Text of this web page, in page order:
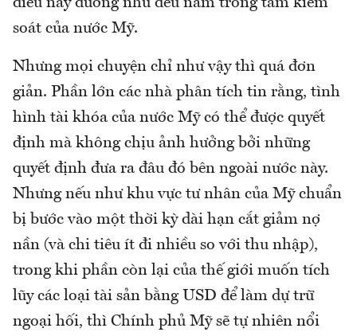
điều này dường như đều nằm trong tầm kiểm
soát của nước Mỹ.
Nhưng mọi chuyện chỉ như vậy thì quá đơn
giản. Phần lớn các nhà phân tích tin rằng, tình
hình tài khóa của nước Mỹ có thể được quyết
định mà không chịu ảnh hưởng bởi những
quyết định đưa ra đâu đó bên ngoài nước này.
Nhưng nếu như khu vực tư nhân của Mỹ chuẩn
bị bước vào một thời kỳ dài hạn cắt giảm nợ
nần (và chi tiêu ít đi nhiều so với thu nhập),
trong khi phần còn lại của thế giới muốn tích
lũy các loại tài sản bằng USD để làm dự trữ
ngoại hối, thì Chính phủ Mỹ sẽ tự nhiên nổi